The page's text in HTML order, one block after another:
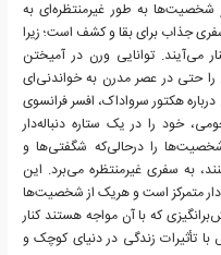
شخصیت‌ها به طور غیرمنتظره‌ای به
جذاب برای بقا و کشف است؛ زیرا
توانایی ورن در آمیختن
را حتی در عصر مدرن به خواندنی‌ای
هکتور سرواداک، افسر فرانسوی
خود را در یک ستاره دنباله‌دار
شخصیت‌ها را در‌حالی‌که شگفتی‌ها و
به سفری غیرمنتظره می‌برد. این
متمرکز است و هر‌یک از شخصیت‌ها
که با آن مواجه هستند کنار
تأثیرات زندگی در دنیای کوچک و